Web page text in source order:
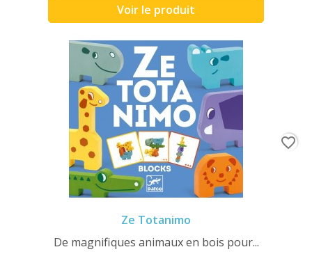
Voir le produit
Ze Totanimo
De magnifiques animaux en bois pour...
favorite_border